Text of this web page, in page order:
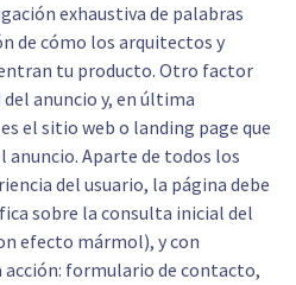
exhaustiva de palabras
de cómo los arquitectos y
tu producto. Otro factor
anuncio y, en última
el sitio web o landing page que
anuncio. Aparte de todos los
del usuario, la página debe
sobre la consulta inicial del
efecto mármol), y con
formulario de contacto,